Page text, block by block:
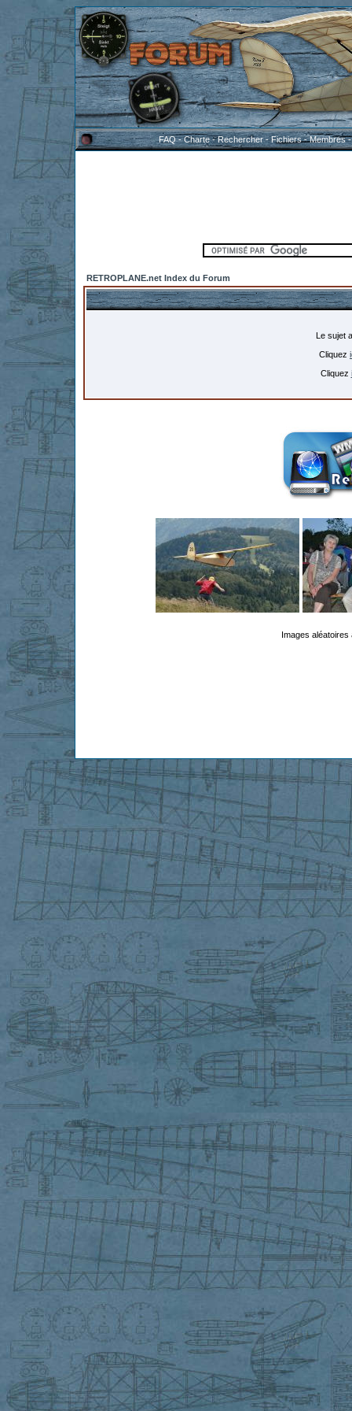
FAQ-Charte-Rechercher-Fichiers-Membres
RETROPLANE.net Index du Forum
Le sujet
Cliquez
Cliquez
Images aléatoires